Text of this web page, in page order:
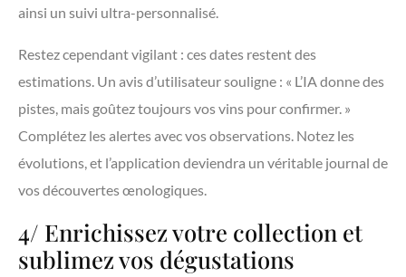
ainsi un suivi ultra-personnalisé.
Restez cependant vigilant : ces dates restent des
estimations. Un avis d’utilisateur souligne : « L’IA donne des
pistes, mais goûtez toujours vos vins pour confirmer. »
Complétez les alertes avec vos observations. Notez les
évolutions, et l’application deviendra un véritable journal de
vos découvertes œnologiques.
4/ Enrichissez votre collection et
sublimez vos dégustations